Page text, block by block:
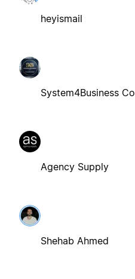
heyismail
System4Business Co
Agency Supply
Shehab Ahmed